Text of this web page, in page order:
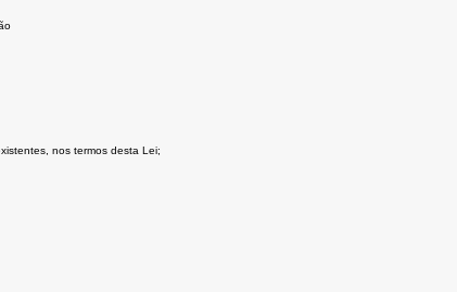
nos termos desta Lei;